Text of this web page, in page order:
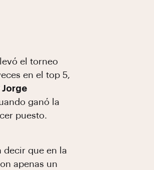
el torneo
en el top 5,
Jorge
ganó la
puesto.
decir que en la
apenas un